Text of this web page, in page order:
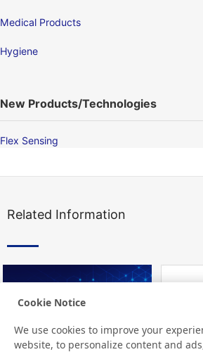
Medical Products
Hygiene
New Products/Technologies
Flex Sensing
Related Information
Nitto Library
Cookie Notice
We use cookies to improve your
website, to personalize content and